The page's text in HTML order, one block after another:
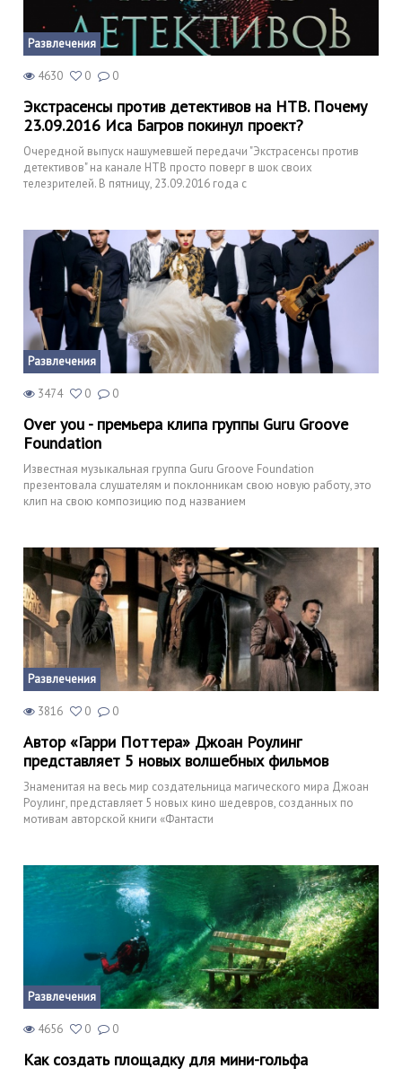
Развлечения
4630 0 0
Экстрасенсы против детективов на НТВ. Почему
23.09.2016 Иса Багров покинул проект?
Очередной выпуск нашумевшей передачи "Экстрасенсы против
детективов" на канале НТВ просто поверг в шок своих
телезрителей. В пятницу, 23.09.2016 года с
Развлечения
3474 0 0
Over you - премьера клипа группы Guru Groove
Foundation
Известная музыкальная группа Guru Groove Foundation
презентовала слушателям и поклонникам свою новую работу, это
клип на свою композицию под названием
Развлечения
3816 0 0
Автор «Гарри Поттера» Джоан Роулинг
представляет 5 новых волшебных фильмов
Знаменитая на весь мир создательница магического мира Джоан
Роулинг, представляет 5 новых кино шедевров, созданных по
мотивам авторской книги «Фантасти
Развлечения
4656 0 0
Как создать площадку для мини-гольфа